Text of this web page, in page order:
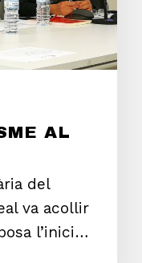
AL
del
va acollir
l’inici…